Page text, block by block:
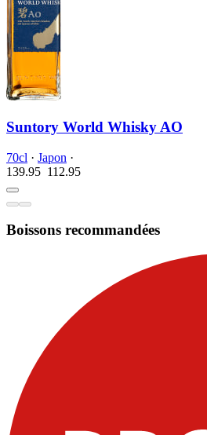
Suntory World Whisky AO
70cl · Japon ·
139.95 112.95
Boissons recommandées